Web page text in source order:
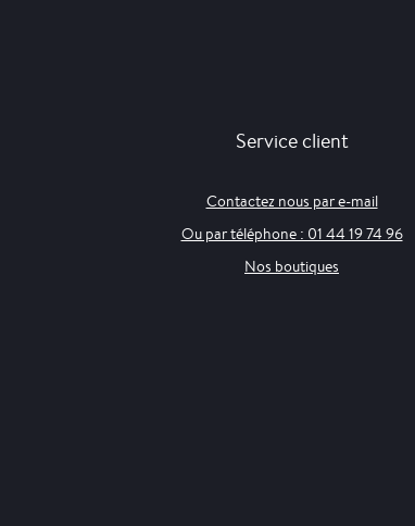
Service client
Contactez nous par e-mail
Ou par téléphone : 01 44 19 74 96
Nos boutiques